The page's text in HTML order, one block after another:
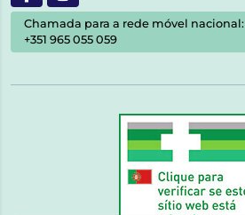
Chamada para a rede móvel nacional:
+351 965 055 059